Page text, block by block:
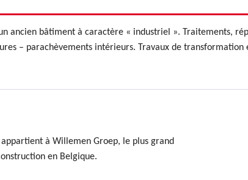
ancien bâtiment à caractère « industriel ». Traitements,
– parachèvements intérieurs. Travaux de transformation
appartient à Willemen Groep, le plus grand
en Belgique.